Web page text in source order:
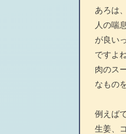
あろは
人の喘
が良い
ですよね
肉のス
なもの
例えば
生姜、